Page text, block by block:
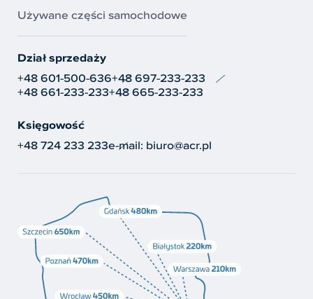
Używane części samochodowe
Dział sprzedaży
+48 601-500-636+48 697-233-233
+48 661-233-233+48 665-233-233
Księgowość
+48 724 233 233e-mail: biuro@acr.pl